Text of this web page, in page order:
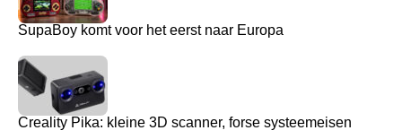
SupaBoy komt voor het eerst naar Europa
Creality Pika: kleine 3D scanner, forse systeemeisen